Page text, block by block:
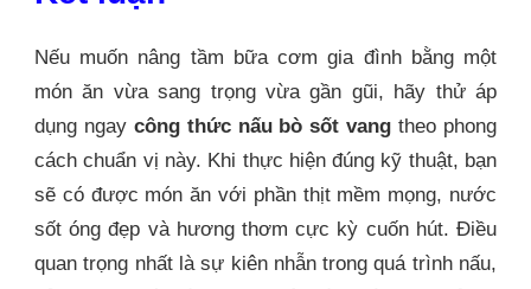
Nếu muốn nâng tầm bữa cơm gia đình bằng một
món ăn vừa sang trọng vừa gần gũi, hãy thử áp
dụng ngay công thức nấu bò sốt vang theo phong
cách chuẩn vị này. Khi thực hiện đúng kỹ thuật, bạn
sẽ có được món ăn với phần thịt mềm mọng, nước
sốt óng đẹp và hương thơm cực kỳ cuốn hút. Điều
quan trọng nhất là sự kiên nhẫn trong quá trình nấu,